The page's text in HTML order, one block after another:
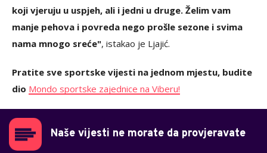
koji vjeruju u uspjeh, ali i jedni u druge. Želim vam
manje pehova i povreda nego prošle sezone i svima
nama mnogo sreće", istakao je Ljajić.
Pratite sve sportske vijesti na jednom mjestu, budite
dio Mondo sportske zajednice na Viberu!
Naše vijesti ne morate da provjeravate